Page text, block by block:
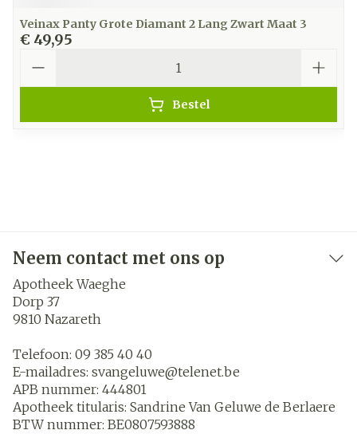
Veinax Panty Grote Diamant 2 Lang Zwart Maat 3
€ 49,95
Bestel
Neem contact met ons op
Apotheek Waeghe
Dorp 37
9810 Nazareth
Telefoon: 09 385 40 40
E-mailadres: svangeluwe@telenet.be
APB nummer: 444801
Apotheek titularis: Sandrine Van Geluwe de Berlaere
BTW nummer: BE0807593888